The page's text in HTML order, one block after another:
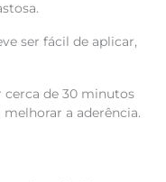
ser fácil de aplicar,
cerca de 30 minutos
a aderência.